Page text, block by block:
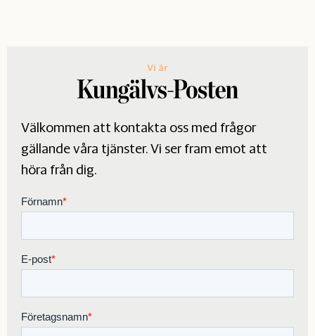
Vi är
Välkommen att kontakta oss med frågor
gällande våra tjänster. Vi ser fram emot att
höra från dig.